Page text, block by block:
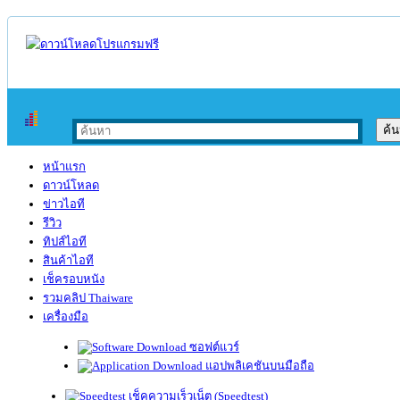
หน้าแรก
ดาวน์โหลด
ข่าวไอที
รีวิว
ทิปส์ไอที
สินค้าไอที
เช็ครอบหนัง
รวมคลิป Thaiware
เครื่องมือ
ซอฟต์แวร์
แอปพลิเคชันบนมือถือ
เช็คความเร็วเน็ต (Speedtest)